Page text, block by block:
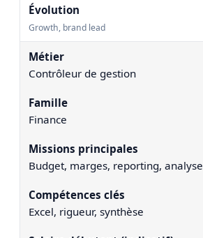
Growth, brand lead
Contrôleur de gestion
Finance
Budget, marges, reporting, analyse
Excel, rigueur, synthèse